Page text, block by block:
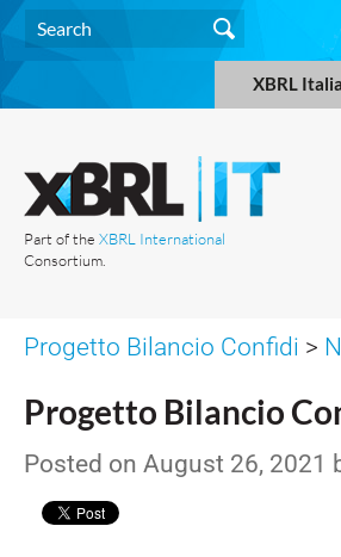
XBRL Italia
Part of the XBRL International
Consortium.
Progetto Bilancio Confidi >
Progetto Bilancio
Posted on August 26, 2021